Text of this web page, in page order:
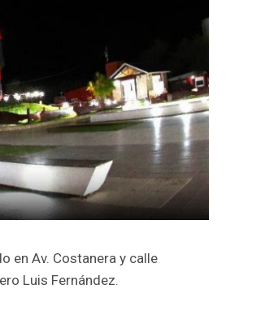
en Av. Costanera y calle
Luis Fernández.